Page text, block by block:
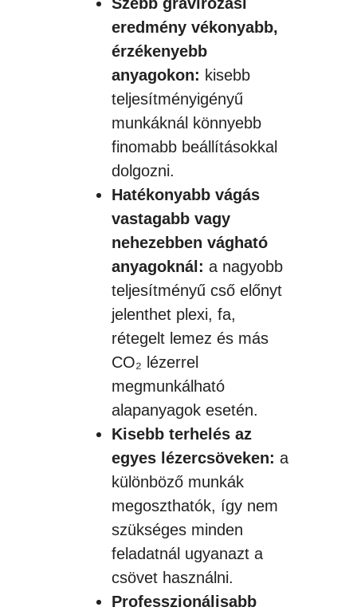
eredmény vékonyabb,
érzékenyebb
anyagokon: kisebb
teljesítményigényű
munkáknál könnyebb
finomabb beállításokkal
dolgozni.
Hatékonyabb vágás
vastagabb vagy
nehezebben vágható
anyagoknál: a nagyobb
teljesítményű cső előnyt
jelenthet plexi, fa,
rétegelt lemez és más
CO₂ lézerrel
megmunkálható
alapanyagok esetén.
Kisebb terhelés az
egyes lézercsöveken: a
különböző munkák
megoszthatók, így nem
szükséges minden
feladatnál ugyanazt a
csövet használni.
Professzionálisabb